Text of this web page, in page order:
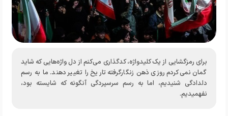
برای رمزگشایی از یک کلیدواژه، کدگذاری می‌کنم از دل واژه‌هایی که شاید
گمان نمی‌کردم روزی ذهن زنگارگرفته تاریخ را تغییر دهند. ما به رسم
دلدادگی شنیدیم، اما به رسم سرسپردگی آنگونه که شایسته بود،
نفهمیدیم.